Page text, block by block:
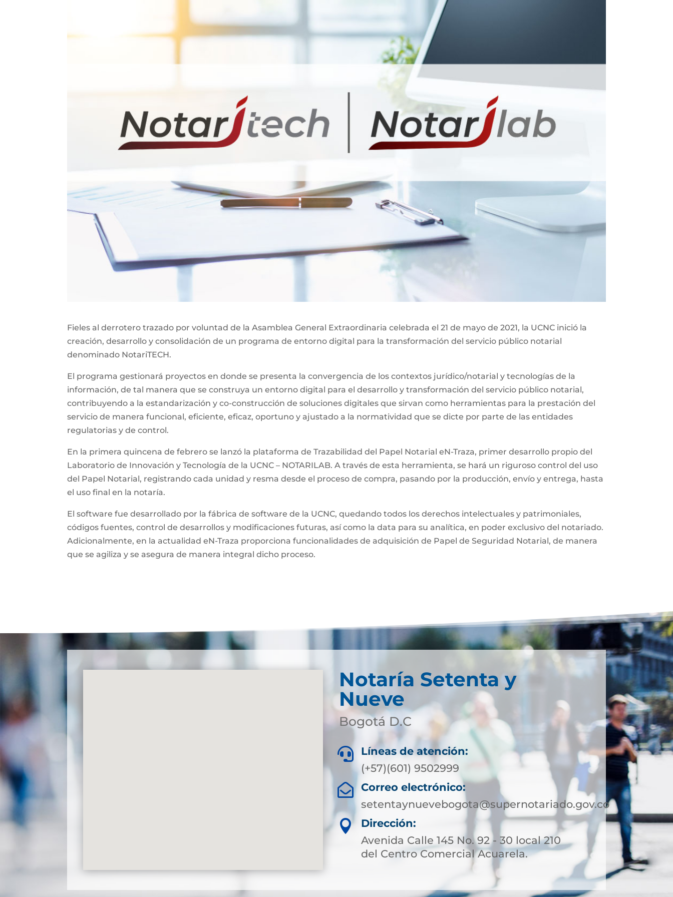
Fieles al derrotero trazado por voluntad de la Asamblea General Extraordinaria celebrada el 21 de mayo de 2021, la UCNC inició la
creación, desarrollo y consolidación de un programa de entorno digital para la transformación del servicio público notarial
denominado NotariTECH.
El programa gestionará proyectos en donde se presenta la convergencia de los contextos jurídico/notarial y tecnologías de la
información, de tal manera que se construya un entorno digital para el desarrollo y transformación del servicio público notarial,
contribuyendo a la estandarización y co-construcción de soluciones digitales que sirvan como herramientas para la prestación del
servicio de manera funcional, eficiente, eficaz, oportuno y ajustado a la normatividad que se dicte por parte de las entidades
regulatorias y de control.
En la primera quincena de febrero se lanzó la plataforma de Trazabilidad del Papel Notarial eN-Traza, primer desarrollo propio del
Laboratorio de Innovación y Tecnología de la UCNC – NOTARILAB. A través de esta herramienta, se hará un riguroso control del uso
del Papel Notarial, registrando cada unidad y resma desde el proceso de compra, pasando por la producción, envío y entrega, hasta
el uso final en la notaría.
El software fue desarrollado por la fábrica de software de la UCNC, quedando todos los derechos intelectuales y patrimoniales,
códigos fuentes, control de desarrollos y modificaciones futuras, así como la data para su analítica, en poder exclusivo del notariado.
Adicionalmente, en la actualidad eN-Traza proporciona funcionalidades de adquisición de Papel de Seguridad Notarial, de manera
que se agiliza y se asegura de manera integral dicho proceso.
Notaría Setenta y
Nueve
Bogotá D.C

Líneas de atención:
(+57)(601) 9502999

Correo electrónico:
setentaynuevebogota@supernotariado.gov.co

Dirección:
Avenida Calle 145 No. 92 - 30 local 210
del Centro Comercial Acuarela.